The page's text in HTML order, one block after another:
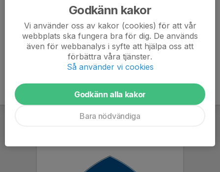
Denna träning är fullt frivillig och räknas inte in i
närvarostatistiken.
Godkänn kakor
Vi använder oss av kakor (cookies) för att vår
webbplats ska fungera bra för dig. De används
även för webbanalys i syfte att hjälpa oss att
förbättra våra tjänster.
Så använder vi cookies
Godkänn alla kakor
Bara nödvändiga